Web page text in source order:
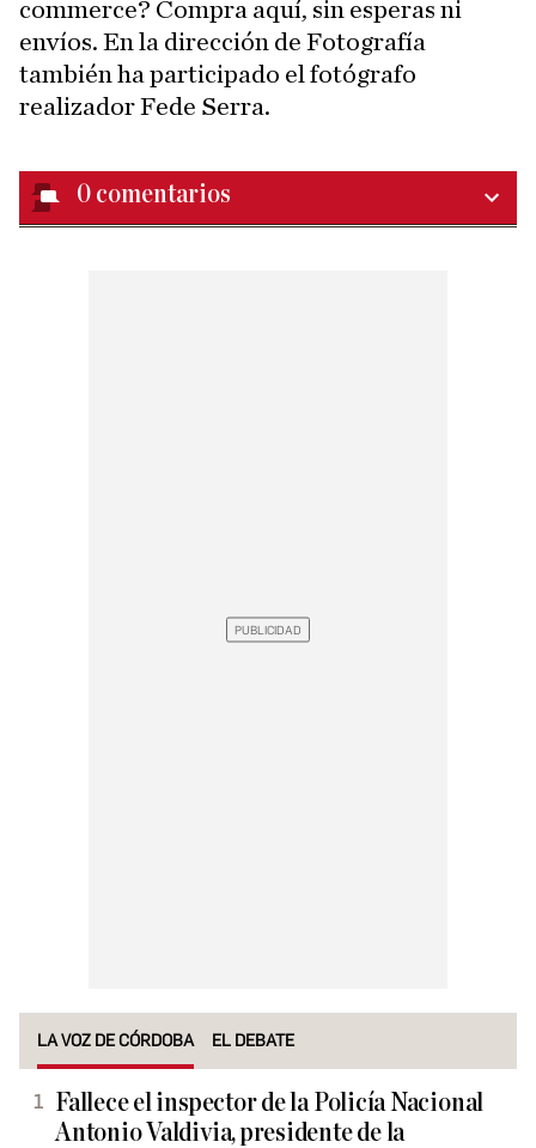
commerce? Compra aquí, sin esperas ni
envíos. En la dirección de Fotografía
también ha participado el fotógrafo
realizador Fede Serra.
0 comentarios
LA VOZ DE CÓRDOBA EL DEBATE
Fallece el inspector de la Policía Nacional
Antonio Valdivia, presidente de la